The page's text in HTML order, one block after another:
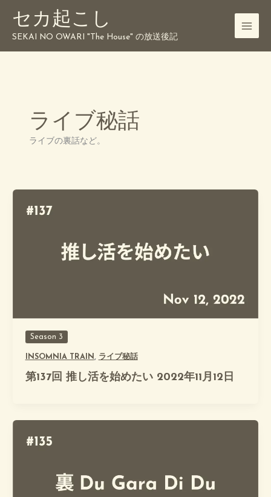
セカ起こし
SEKAI NO OWARI "The House" の放送後記
ライブ秘話
ライブの裏話など。
Season 3
INSOMNIA TRAIN, ライブ秘話
第137回 推し活を始めたい 2022年11月12日